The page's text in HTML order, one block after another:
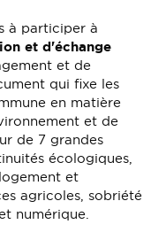
à participer à
et d'échange
et de
qui fixe les
en matière
et de
de 7 grandes
écologiques,
et
agricoles, sobriété
numérique.